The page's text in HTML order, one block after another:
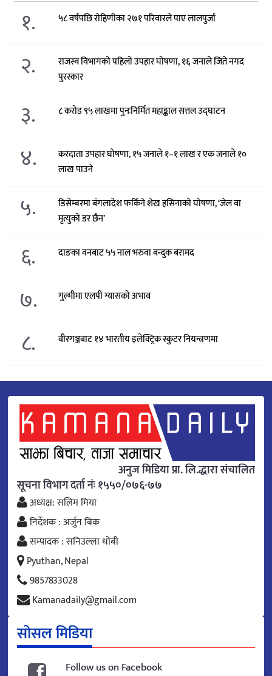
१. ५८ वर्षपछि रोहिणीका २७१ परिवारले पाए लालपुर्जा
२.
राजस्व विभागको पहिलो उपहार घोषणा, १६ जनाले जिते नगद
पुरस्कार
३. ८ करोड ९५ लाखमा पुनःनिर्मित महाङ्काल सत्तल उद्घाटन
४.
करदाता उपहार घोषणा, १५ जनाले १–१ लाख र एक जनाले १०
लाख पाउने
५.
डिसेम्बरमा बंगलादेश फर्किने शेख हसिनाको घोषणा, ‘जेल वा
मृत्युको डर छैन’
६. दाङका वनबाट ५५ नाल भरुवा बन्दुक बरामद
७. गुल्मीमा एलपी ग्यासको अभाव
८. वीरगञ्जबाट १४ भारतीय इलेक्ट्रिक स्कुटर नियन्त्रणमा
अनुज मिडिया प्रा. लि.द्धारा संचालित
सूचना विभाग दर्ता नंः १५५०/०७६-७७
अध्यक्ष: सलिम मिया
निर्देशक : अर्जुन बिक
सम्पादक : सनिउल्ला धोबी
Pyuthan, Nepal
9857833028
Kamanadaily@gmail.com
सोसल मिडिया
Follow us on Facebook